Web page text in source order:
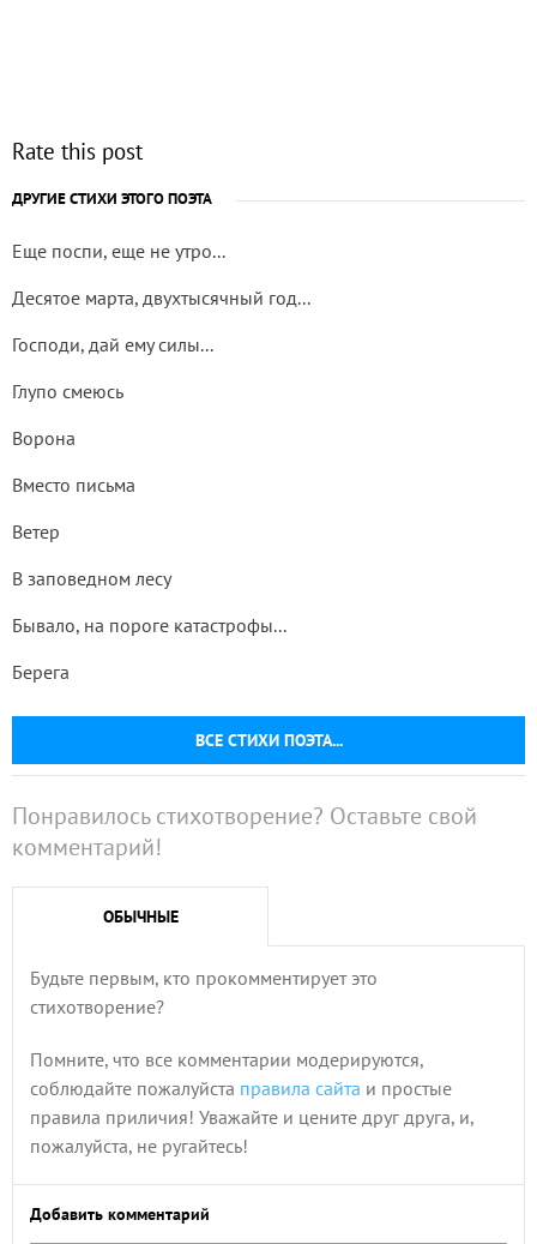
Rate this post
ДРУГИЕ СТИХИ ЭТОГО ПОЭТА
ВСЕ СТИХИ ПОЭТА...
Еще поспи, еще не утро...
Десятое марта, двухтысячный год...
Господи, дай ему силы...
Глупо смеюсь
Ворона
Вместо письма
Ветер
В заповедном лесу
Бывало, на пороге катастрофы...
Берега
Понравилось стихотворение? Оставьте свой
комментарий!
ОБЫЧНЫЕ
Будьте первым, кто прокомментирует это
стихотворение?
Помните, что все комментарии модерируются,
соблюдайте пожалуйста правила сайта и простые
правила приличия! Уважайте и цените друг друга, и,
пожалуйста, не ругайтесь!
Добавить комментарий